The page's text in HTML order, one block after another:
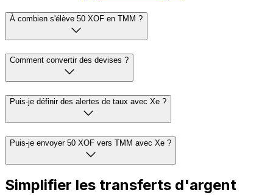
À combien s'élève 50 XOF en TMM ?
Comment convertir des devises ?
Puis-je définir des alertes de taux avec Xe ?
Puis-je envoyer 50 XOF vers TMM avec Xe ?
Simplifier les transferts d'argent